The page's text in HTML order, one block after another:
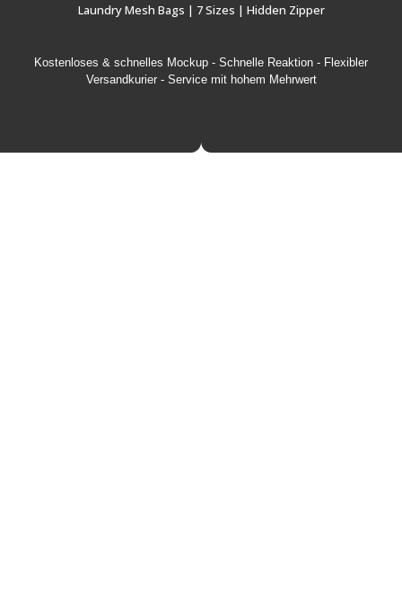
Laundry Mesh Bags | 7 Sizes | Hidden Zipper
Kostenloses & schnelles Mockup - Schnelle Reaktion - Flexibler
Versandkurier - Service mit hohem Mehrwert